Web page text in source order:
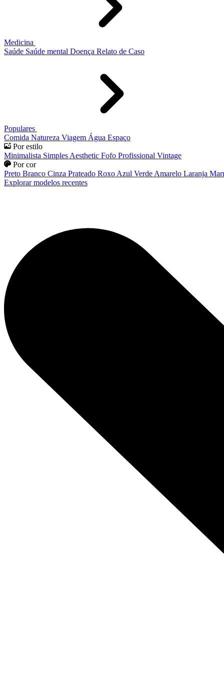
Medicina
Saúde Saúde mental Doença Relato de Caso
Populares
Comida Natureza Viagem Água Espaço
Por estilo
Minimalista Simples Aesthetic Fofo Profissional Vintage
Por cor
Preto Branco Cinza Prateado Roxo Azul Verde Amarelo Laranja
Explorar modelos recentes